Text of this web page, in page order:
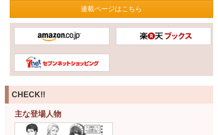
連載ページはこちら
CHECK!!
主な登場人物